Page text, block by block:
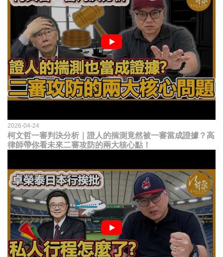
2026-04-24
柯文哲一審判決分析｜證人的揣測竟然被一審當成證據？高
律師帶你看未來二審攻防的兩大核心點！